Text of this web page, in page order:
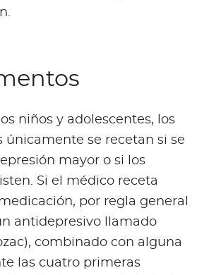
niños y adolescentes, los
únicamente se recetan si se
mayor o si los
Si el médico receta
por regla general
antidepresivo llamado
combinado con alguna
las cuatro primeras